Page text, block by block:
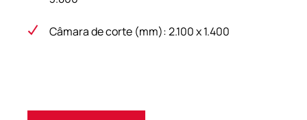
Câmara de corte (mm): 2.100 x 1.400